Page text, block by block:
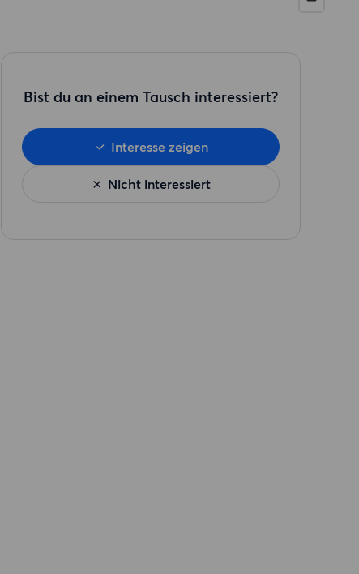
Bist du an einem Tausch interessiert?
Nicht interessiert
Interesse zeigen